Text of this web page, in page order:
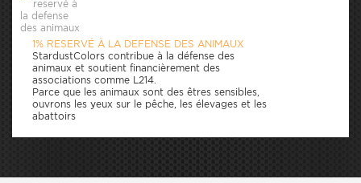
1% RESERVÉ À LA DEFENSE DES ANIMAUX
StardustColors contribue à la défense des
animaux et soutient financièrement des
associations comme L214.
Parce que les animaux sont des êtres sensibles,
ouvrons les yeux sur le pêche, les élevages et les
abattoirs